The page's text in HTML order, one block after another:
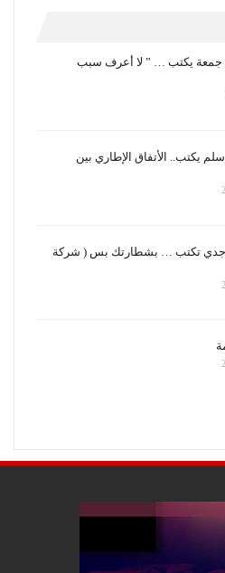
جمعة يكتب … ” لا أعرف سبب
يكتب.. الأتفاق الإطاري بين
تكتب … بشطارتك بس ( شركة